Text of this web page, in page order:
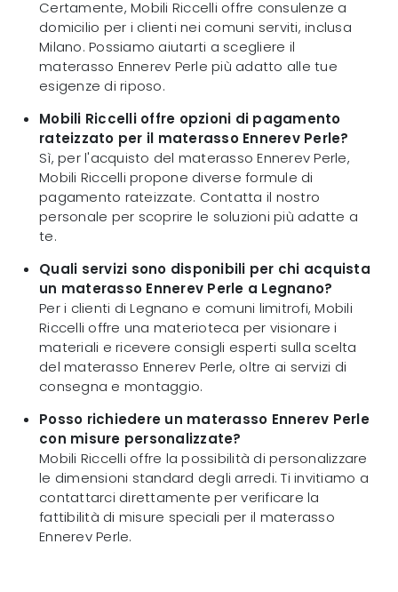
Certamente, Mobili Riccelli offre consulenze a
domicilio per i clienti nei comuni serviti, inclusa
Milano. Possiamo aiutarti a scegliere il
materasso Ennerev Perle più adatto alle tue
esigenze di riposo.
Mobili Riccelli offre opzioni di pagamento
rateizzato per il materasso Ennerev Perle?
Sì, per l'acquisto del materasso Ennerev Perle,
Mobili Riccelli propone diverse formule di
pagamento rateizzate. Contatta il nostro
personale per scoprire le soluzioni più adatte a
te.
Quali servizi sono disponibili per chi acquista
un materasso Ennerev Perle a Legnano?
Per i clienti di Legnano e comuni limitrofi, Mobili
Riccelli offre una materioteca per visionare i
materiali e ricevere consigli esperti sulla scelta
del materasso Ennerev Perle, oltre ai servizi di
consegna e montaggio.
Posso richiedere un materasso Ennerev Perle
con misure personalizzate?
Mobili Riccelli offre la possibilità di personalizzare
le dimensioni standard degli arredi. Ti invitiamo a
contattarci direttamente per verificare la
fattibilità di misure speciali per il materasso
Ennerev Perle.